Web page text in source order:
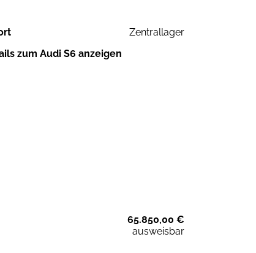
Zentrallager
zum Audi S6 anzeigen
65.850,00 €
ausweisbar